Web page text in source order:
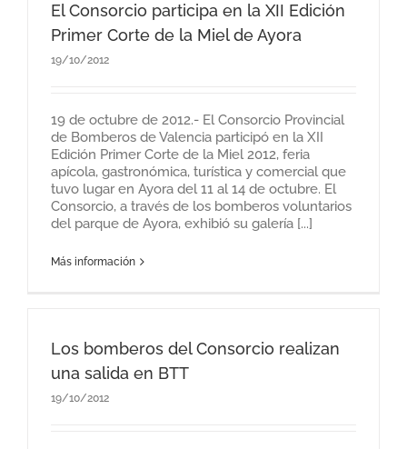
El Consorcio participa en la XII Edición
Primer Corte de la Miel de Ayora
19/10/2012
19 de octubre de 2012.- El Consorcio Provincial
de Bomberos de Valencia participó en la XII
Edición Primer Corte de la Miel 2012, feria
apícola, gastronómica, turística y comercial que
tuvo lugar en Ayora del 11 al 14 de octubre. El
Consorcio, a través de los bomberos voluntarios
del parque de Ayora, exhibió su galería [...]
Más información
Los bomberos del Consorcio realizan
una salida en BTT
19/10/2012